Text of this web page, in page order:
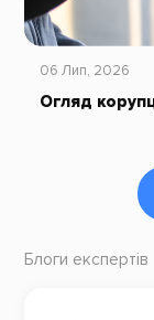
06 Лип, 2026
Огляд
Блоги експертів